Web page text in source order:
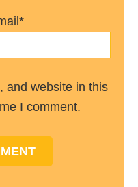
and website in this
I comment.